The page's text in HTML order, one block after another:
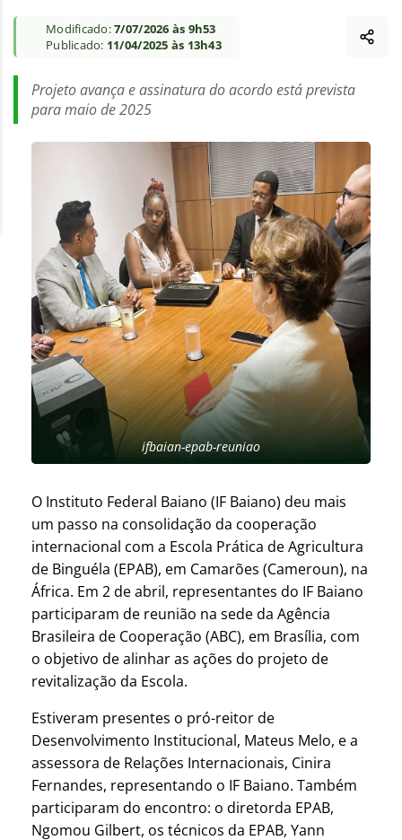
Modificado:7/07/2026 às 9h53
Publicado: 11/04/2025 às 13h43
Projeto avança e assinatura do acordo está prevista
para maio de 2025
ifbaian-epab-reuniao
O Instituto Federal Baiano (IF Baiano) deu mais
um passo na consolidação da cooperação
internacional com a Escola Prática de Agricultura
de Binguéla (EPAB), em Camarões (Cameroun), na
África. Em 2 de abril, representantes do IF Baiano
participaram de reunião na sede da Agência
Brasileira de Cooperação (ABC), em Brasília, com
o objetivo de alinhar as ações do projeto de
revitalização da Escola.
Estiveram presentes o pró-reitor de
Desenvolvimento Institucional, Mateus Melo, e a
assessora de Relações Internacionais, Cinira
Fernandes, representando o IF Baiano. Também
participaram do encontro: o diretorda EPAB,
Ngomou Gilbert, os técnicos da EPAB, Yann